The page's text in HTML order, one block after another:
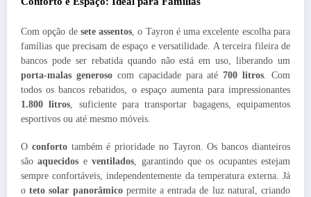
Com opção de sete assentos, o Tayron é uma excelente escolha para
famílias que precisam de espaço e versatilidade. A terceira fileira de
bancos pode ser rebatida quando não está em uso, liberando um
porta-malas generosocom capacidade para até700 litros. Com
todos os bancos rebatidos, o espaço aumenta para impressionantes
1.800 litros, suficiente para transportar bagagens, equipamentos
esportivos ou até mesmo móveis.
O confortotambém é prioridade no Tayron. Os bancos dianteiros
sãoaquecidos eventilados, garantindo que os ocupantes estejam
sempre confortáveis, independentemente da temperatura externa. Já
oteto solar panorâmicopermite a entrada de luz natural, criando